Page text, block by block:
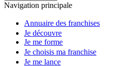
Navigation principale
Annuaire des franchises
Je découvre
Je me forme
Je choisis ma franchise
Je me lance